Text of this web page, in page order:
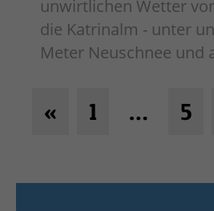
unwirtlichen Wetter
die Katrinalm - unter
Meter Neuschnee und
« 1 … 5